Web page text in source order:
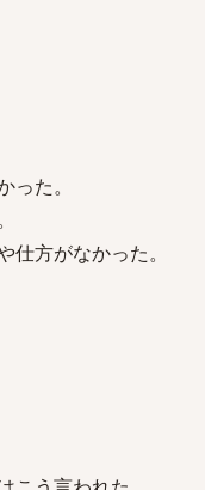
た。
方がなかった。